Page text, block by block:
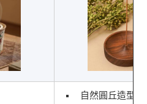
自然圓丘造型